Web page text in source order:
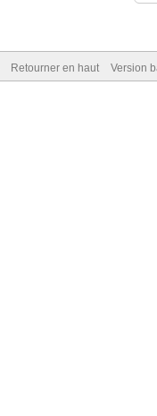
Retourner en haut Version